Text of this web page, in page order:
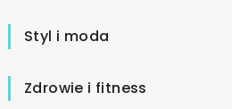
Styl i moda
Zdrowie i fitness